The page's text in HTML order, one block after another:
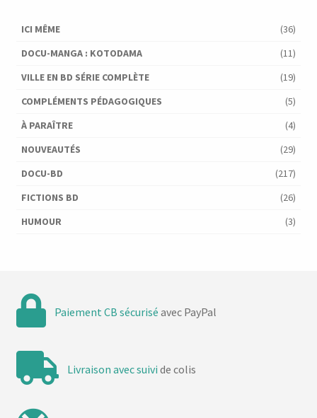
ICI MÊME
(36)
DOCU-MANGA : KOTODAMA
(11)
VILLE EN BD SÉRIE COMPLÈTE
(19)
COMPLÉMENTS PÉDAGOGIQUES
(5)
À PARAÎTRE
(4)
NOUVEAUTÉS
(29)
DOCU-BD
(217)
FICTIONS BD
(26)
HUMOUR
(3)
Paiement CB sécurisé avec PayPal
Livraison avec suivi de colis